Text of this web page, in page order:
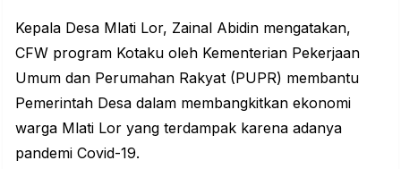
Kepala Desa Mlati Lor, Zainal Abidin mengatakan,
CFW program Kotaku oleh Kementerian Pekerjaan
Umum dan Perumahan Rakyat (PUPR) membantu
Pemerintah Desa dalam membangkitkan ekonomi
warga Mlati Lor yang terdampak karena adanya
pandemi Covid-19.